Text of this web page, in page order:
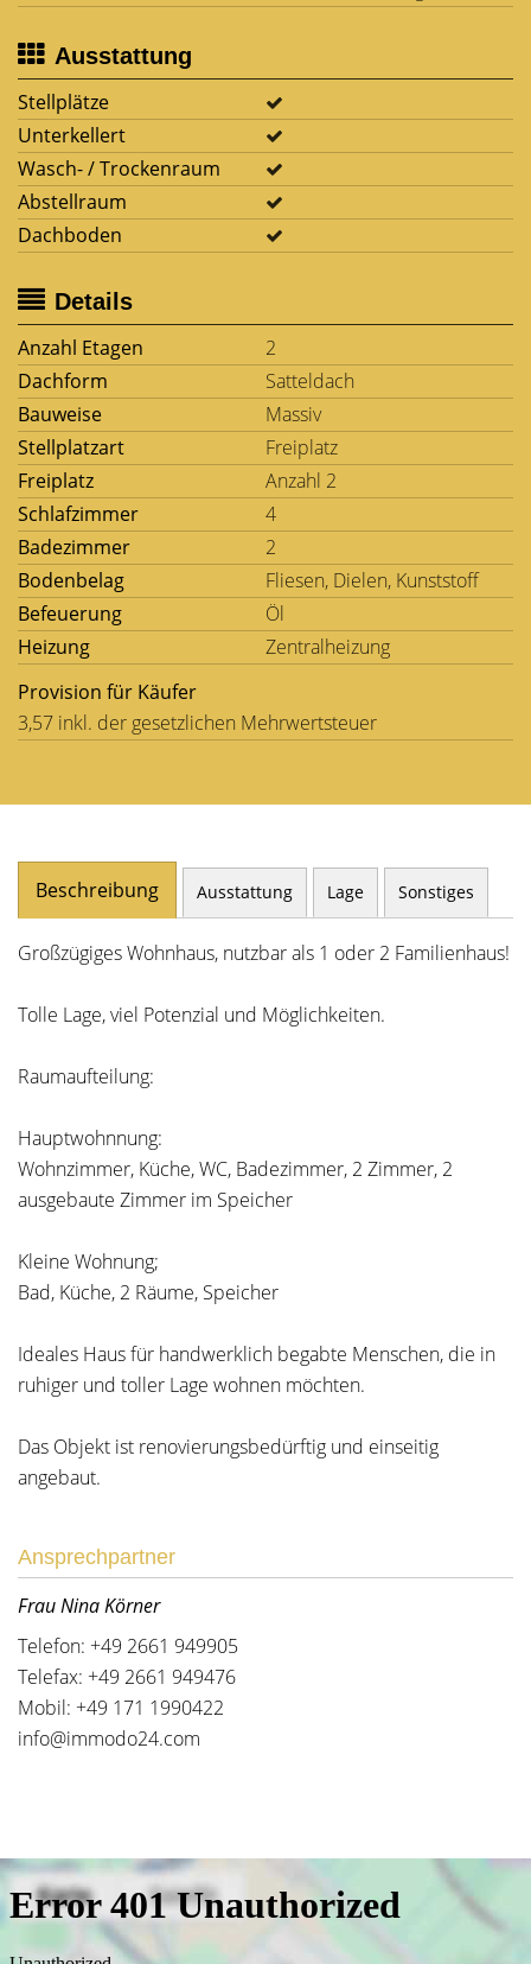
Ausstattung
Stellplätze
Unterkellert
Wasch- / Trockenraum
Abstellraum
Dachboden
Details
Anzahl Etagen
2
Dachform
Satteldach
Bauweise
Massiv
Stellplatzart
Freiplatz
Freiplatz
Anzahl 2
Schlafzimmer
4
Badezimmer
2
Bodenbelag
Fliesen, Dielen, Kunststoff
Befeuerung
Öl
Heizung
Zentralheizung
Provision für Käufer
3,57 inkl. der gesetzlichen Mehrwertsteuer
Beschreibung Ausstattung Lage Sonstiges
Großzügiges Wohnhaus, nutzbar als 1 oder 2 Familienhaus!
Tolle Lage, viel Potenzial und Möglichkeiten.
Raumaufteilung:
Hauptwohnnung:
Wohnzimmer, Küche, WC, Badezimmer, 2 Zimmer, 2
ausgebaute Zimmer im Speicher
Kleine Wohnung;
Bad, Küche, 2 Räume, Speicher
Ideales Haus für handwerklich begabte Menschen, die in
ruhiger und toller Lage wohnen möchten.
Das Objekt ist renovierungsbedürftig und einseitig
angebaut.
Ansprechpartner
Frau Nina Körner
Telefon: +49 2661 949905
Telefax: +49 2661 949476
Mobil: +49 171 1990422
info@immodo24.com